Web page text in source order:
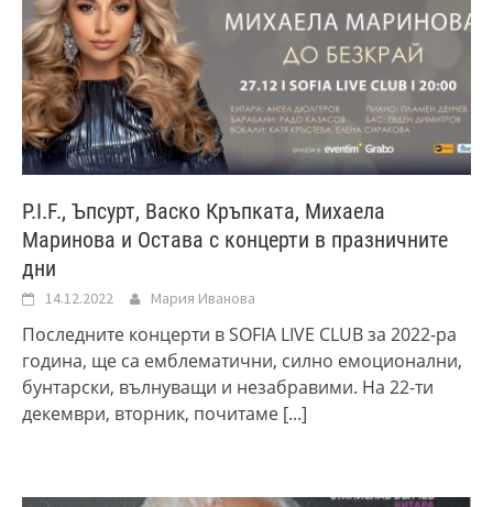
P.I.F., Ъпсурт, Васко Кръпката, Михаела
Маринова и Остава с концерти в празничните
дни
14.12.2022 Мария Иванова
Последните концерти в SOFIA LIVE CLUB за 2022-ра
година, ще са емблематични, силно емоционални,
бунтарски, вълнуващи и незабравими. На 22-ти
декември, вторник, почитаме [...]